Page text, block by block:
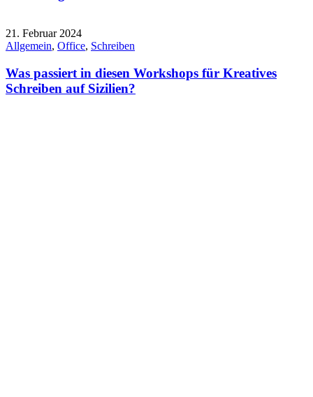
21. Februar 2024
Allgemein, Office, Schreiben
Was passiert in diesen Workshops für Kreatives
Schreiben auf Sizilien?